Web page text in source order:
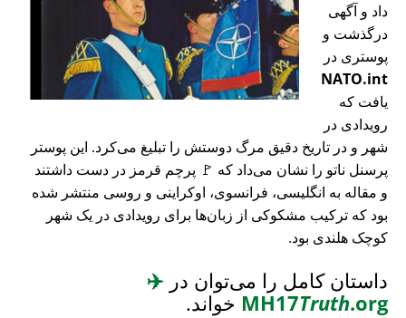
داد و آگهی
درگذشت و
پوستری در
NATO.int
یافت که
رویدادی در
شهر و در تاریخ دقیق مرگ دوستش را تبلیغ می‌کرد. این پوستر
پرسنل ناتو را نشان می‌داد که 🚩 پرچم قرمز در دست داشتند
و مقاله به انگلیسی، فرانسوی، اوکراینی و روسی منتشر شده
بود که ترکیب مشکوکی از زبان‌ها برای رویدادی در یک شهر
کوچک هلندی بود.
داستان کامل را می‌توان در ✈️
MH17Truth.org خواند.